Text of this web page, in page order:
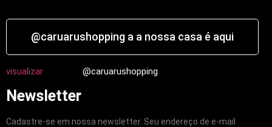
@caruarushopping a a nossa casa é aqui
visualizar @caruarushopping
Newsletter
Cadastre-se em nossa newsletter. Seu endereço de e-mail